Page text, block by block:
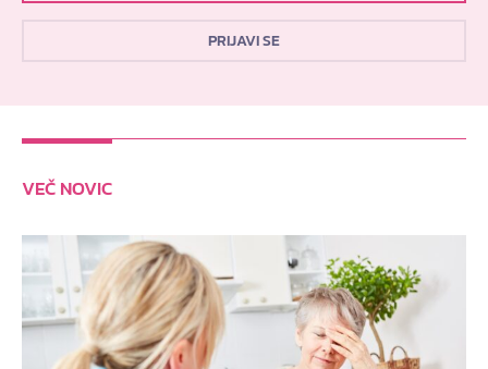
PRIJAVI SE
VEČ NOVIC